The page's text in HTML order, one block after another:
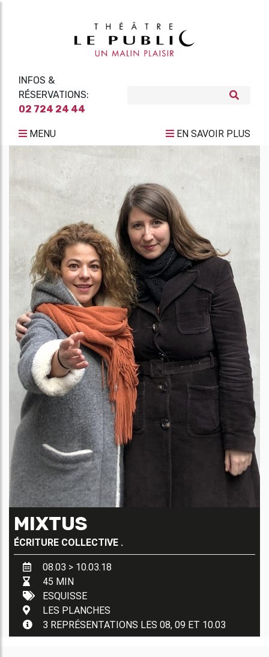
INFOS &
RÉSERVATIONS:
02 724 24 44
MENU EN SAVOIR PLUS
MIXTUS
ÉCRITURE COLLECTIVE .
08.03 > 10.03.18
45 MIN
ESQUISSE
LES PLANCHES
3 REPRÉSENTATIONS LES 08, 09 ET 10.03